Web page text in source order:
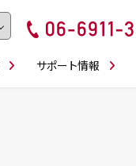
磨きの鬼
サポート情報